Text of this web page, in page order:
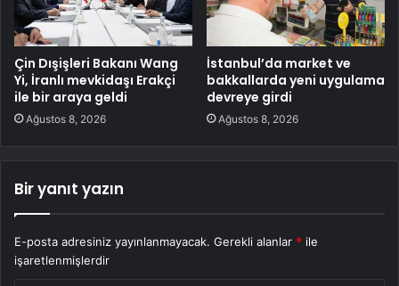
Çin Dışişleri Bakanı Wang
Yi, İranlı mevkidaşı Erakçi
ile bir araya geldi
Ağustos 8, 2026
İstanbul’da market ve
bakkallarda yeni uygulama
devreye girdi
Ağustos 8, 2026
Bir yanıt yazın
E-posta adresiniz yayınlanmayacak. Gerekli alanlar * ile
işaretlenmişlerdir